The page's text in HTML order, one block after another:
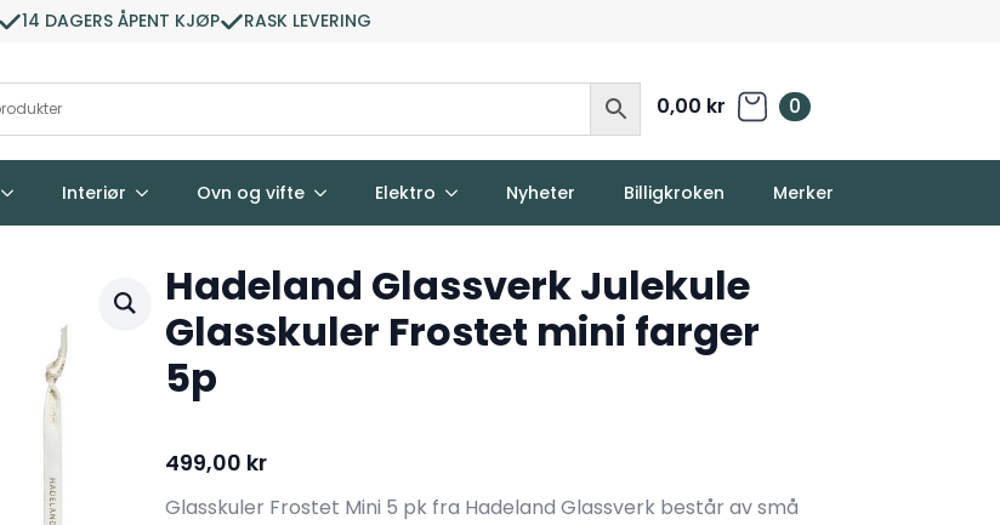
14 DAGERS ÅPENT KJØP RASK LEVERING
0,00 kr 0
Interiør Ovn og vifte Elektro Nyheter Billigkroken Merker
Hadeland Glassverk Julekule
Glasskuler Frostet mini farger
5p
499,00 kr
Glasskuler Frostet Mini 5 pk fra Hadeland Glassverk består av små